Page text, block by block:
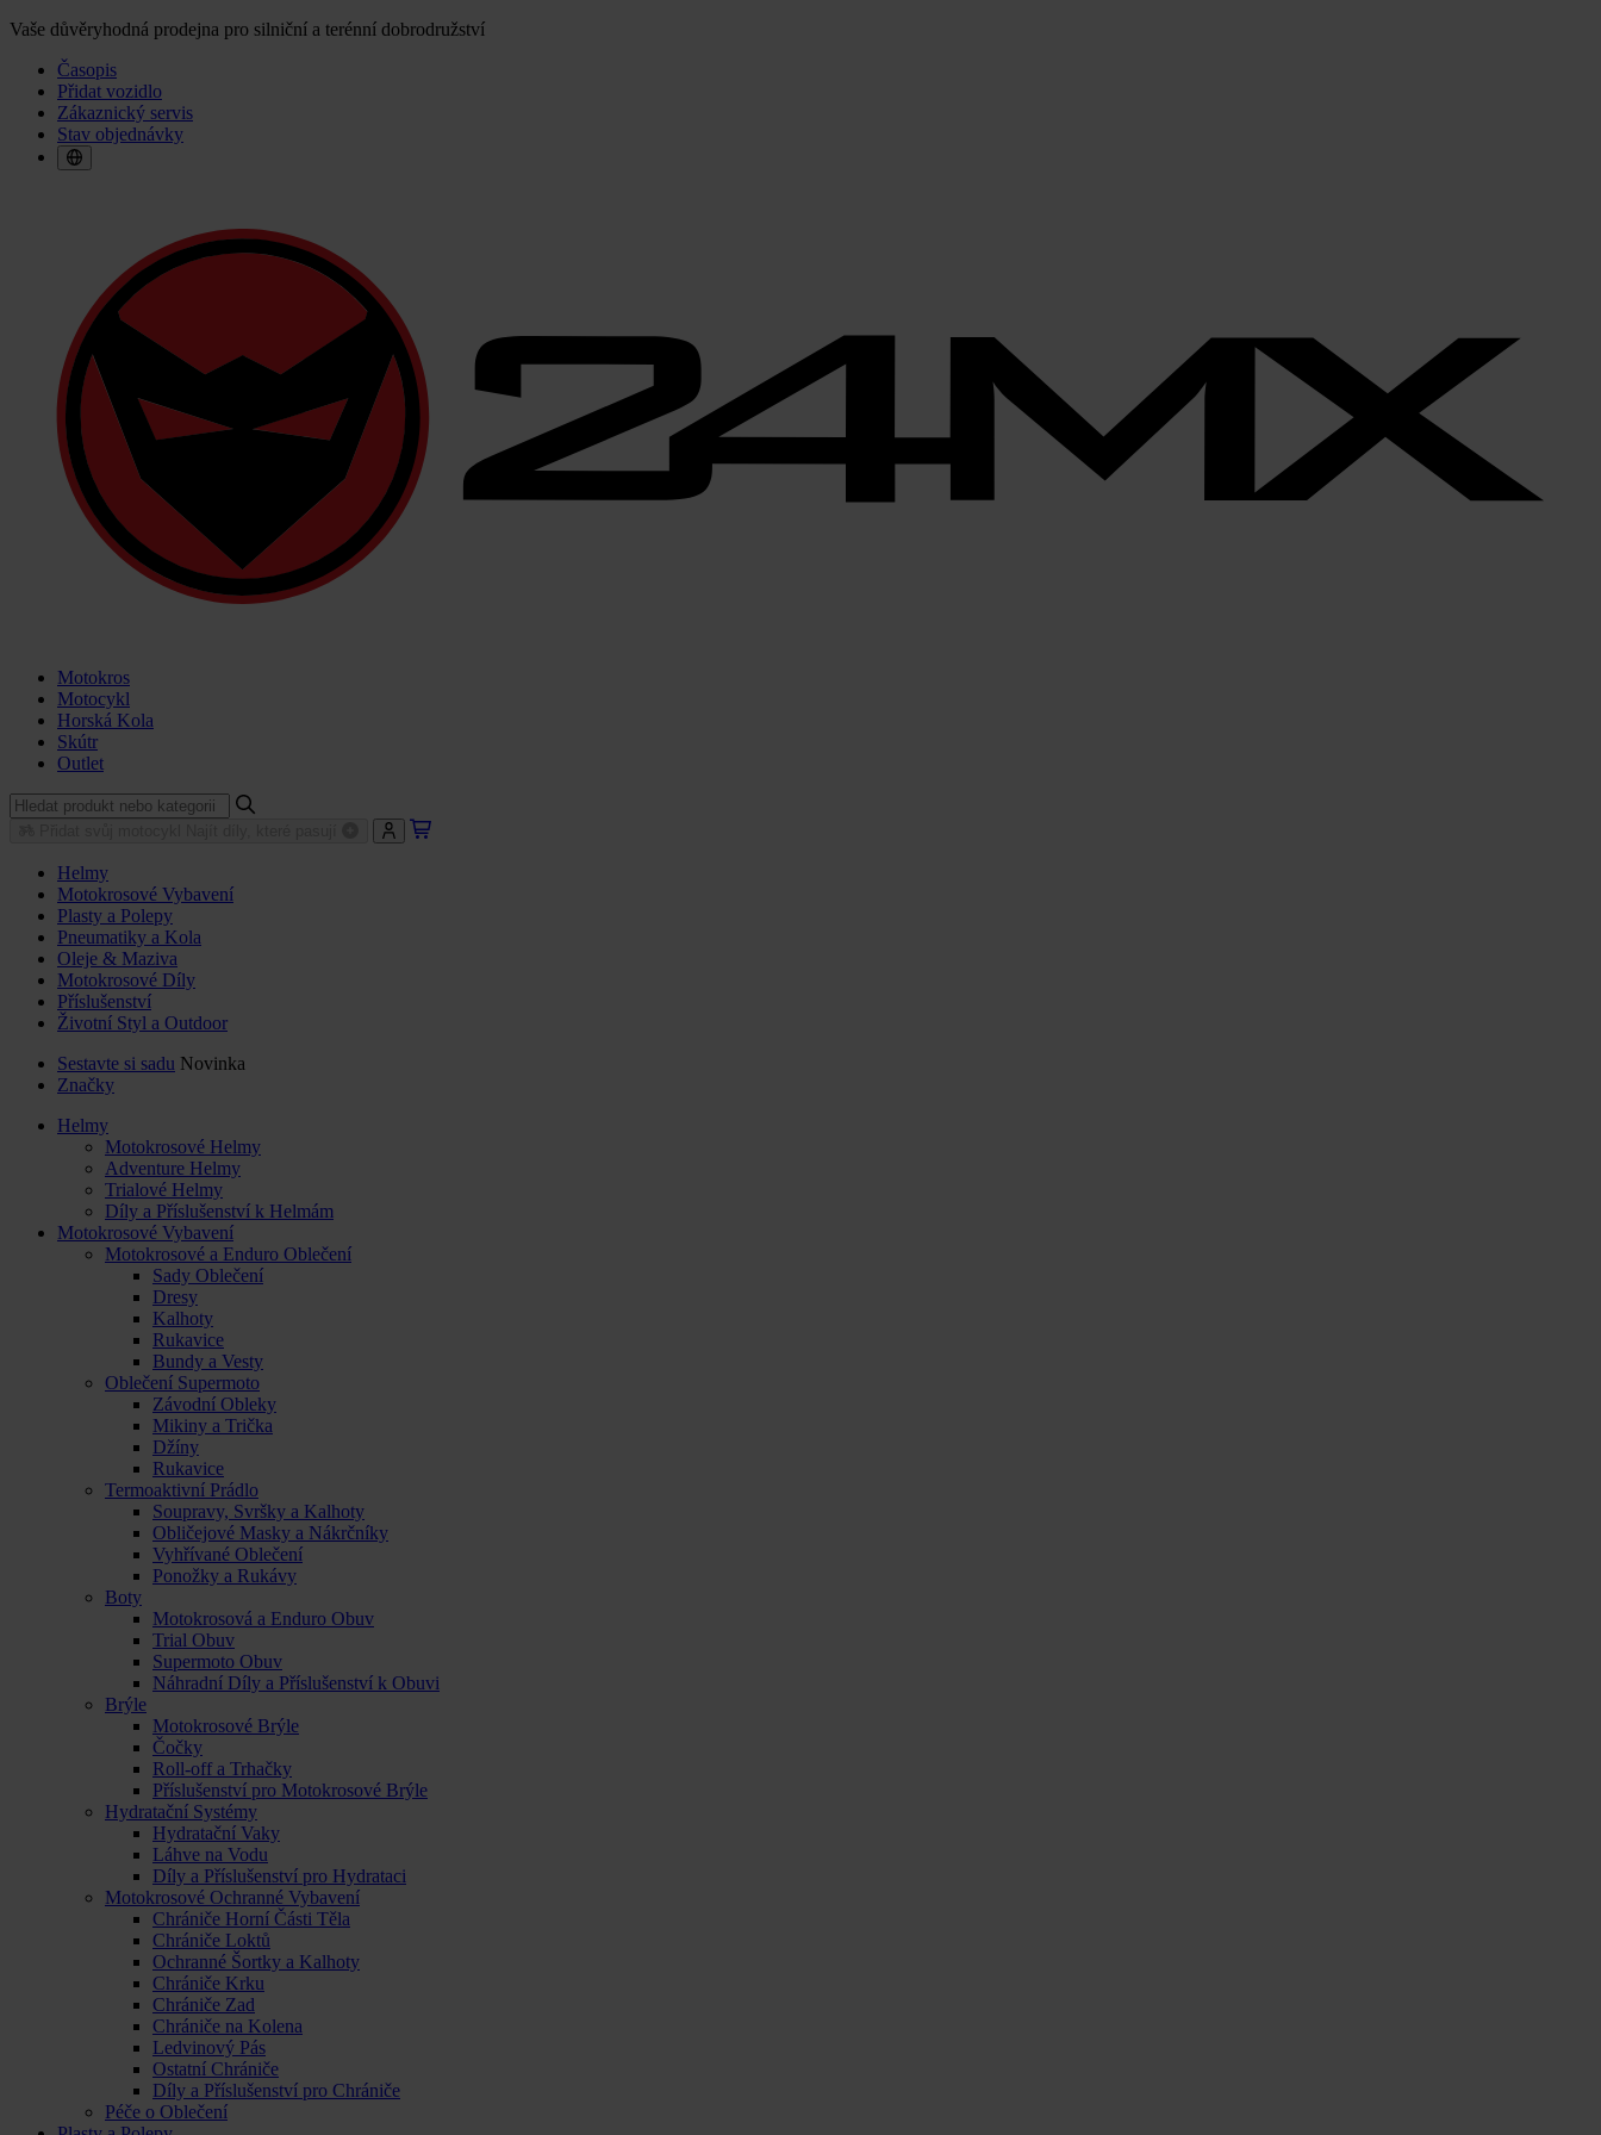
Vaše důvěryhodná prodejna pro silniční a terénní dobrodružství
Časopis
Přidat vozidlo
Zákaznický servis
Stav objednávky
Motokros
Motocykl
Horská Kola
Skútr
Outlet
Helmy
Motokrosové Vybavení
Plasty a Polepy
Pneumatiky a Kola
Oleje & Maziva
Motokrosové Díly
Příslušenství
Životní Styl a Outdoor
Sestavte si sadu Novinka
Značky
Helmy
Motokrosové Helmy
Adventure Helmy
Trialové Helmy
Díly a Příslušenství k Helmám
Motokrosové Vybavení
Motokrosové a Enduro Oblečení
Sady Oblečení
Dresy
Kalhoty
Rukavice
Bundy a Vesty
Oblečení Supermoto
Závodní Obleky
Mikiny a Trička
Džíny
Rukavice
Termoaktivní Prádlo
Soupravy, Svršky a Kalhoty
Obličejové Masky a Nákrčníky
Vyhřívané Oblečení
Ponožky a Rukávy
Boty
Motokrosová a Enduro Obuv
Trial Obuv
Supermoto Obuv
Náhradní Díly a Příslušenství k Obuvi
Brýle
Motokrosové Brýle
Čočky
Roll-off a Trhačky
Příslušenství pro Motokrosové Brýle
Hydratační Systémy
Hydratační Vaky
Láhve na Vodu
Díly a Příslušenství pro Hydrataci
Motokrosové Ochranné Vybavení
Chrániče Horní Části Těla
Chrániče Loktů
Ochranné Šortky a Kalhoty
Chrániče Krku
Chrániče Zad
Chrániče na Kolena
Ledvinový Pás
Ostatní Chrániče
Díly a Příslušenství pro Chrániče
Péče o Oblečení